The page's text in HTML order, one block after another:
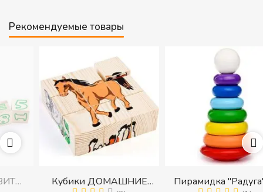
Рекомендуемые товары
Кубики ДОМАШНИЕ
Пирамидка "Радуга" (8